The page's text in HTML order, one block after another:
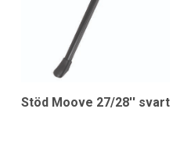
Stöd Moove 27/28'' svart